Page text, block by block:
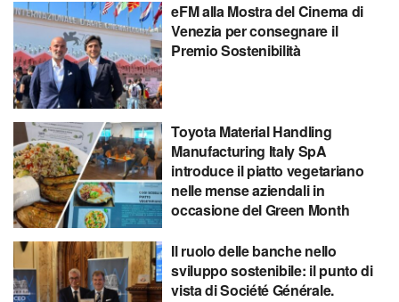
eFM alla Mostra del Cinema di
Venezia per consegnare il
Premio Sostenibilità
Toyota Material Handling
Manufacturing Italy SpA
introduce il piatto vegetariano
nelle mense aziendali in
occasione del Green Month
Il ruolo delle banche nello
sviluppo sostenibile: il punto di
vista di Société Générale.